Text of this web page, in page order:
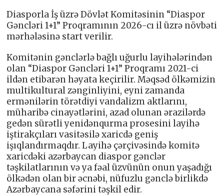
Diasporla İş üzrə Dövlət Komitəsinin “Diaspor
Gəncləri 1+1” Proqramının 2026-cı il üzrə növbəti
mərhələsinə start verilir.
Komitənin gənclərlə bağlı uğurlu layihələrindən
olan “Diaspor Gəncləri 1+1” Proqramı 2021-ci
ildən etibarən həyata keçirilir. Məqsəd ölkəmizin
multikultural zənginliyini, eyni zamanda
ermənilərin törətdiyi vandalizm aktlarını,
müharibə cinayətlərini, azad olunan ərazilərdə
gedən sürətli yenidənqurma prosesini layihə
iştirakçıları vasitəsilə xaricdə geniş
işıqlandırmaqdır. Layihə çərçivəsində komitə
xaricdəki azərbaycan diaspor gənclər
təşkilatlarının və ya fəal üzvünün onun yaşadığı
ölkədən olan bir əcnəbi, nüfuzlu gənclə birlikdə
Azərbaycana səfərini təşkil edir.